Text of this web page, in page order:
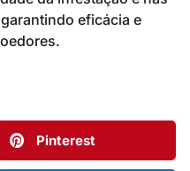
eficácia e
Pinterest